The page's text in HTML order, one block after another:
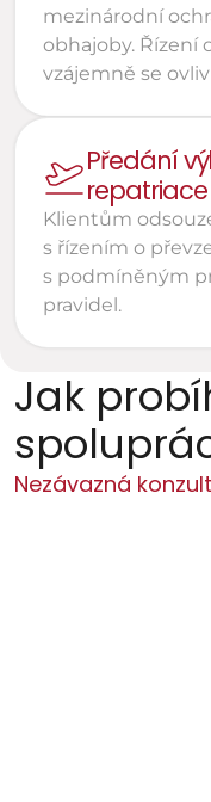
mezinárodní
obhajoby. Řízení
vzájemně se
Předání
repatriace
Klientům
s řízením o
s podmíněným
pravidel.
Jak
Nezávazná